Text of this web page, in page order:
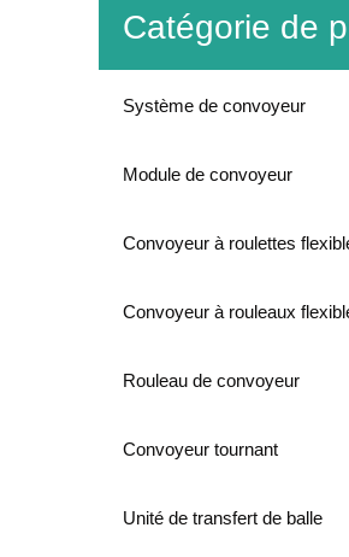
Catégorie de
Système de convoyeur
Module de convoyeur
Convoyeur à roulettes
Convoyeur à rouleaux
Rouleau de convoyeur
Convoyeur tournant
Unité de transfert de balle